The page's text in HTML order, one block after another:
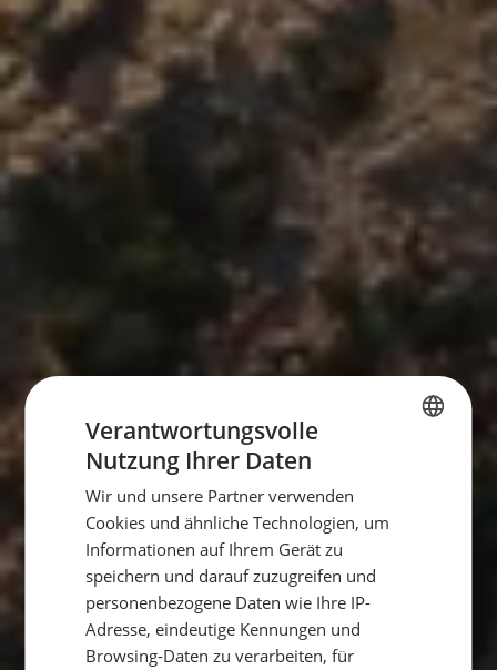
Verantwortungsvolle
Nutzung Ihrer Daten
Wir und unsere Partner verwenden
Cookies und ähnliche Technologien, um
Informationen auf Ihrem Gerät zu
speichern und darauf zuzugreifen und
personenbezogene Daten wie Ihre IP-
Adresse, eindeutige Kennungen und
Browsing-Daten zu verarbeiten, für